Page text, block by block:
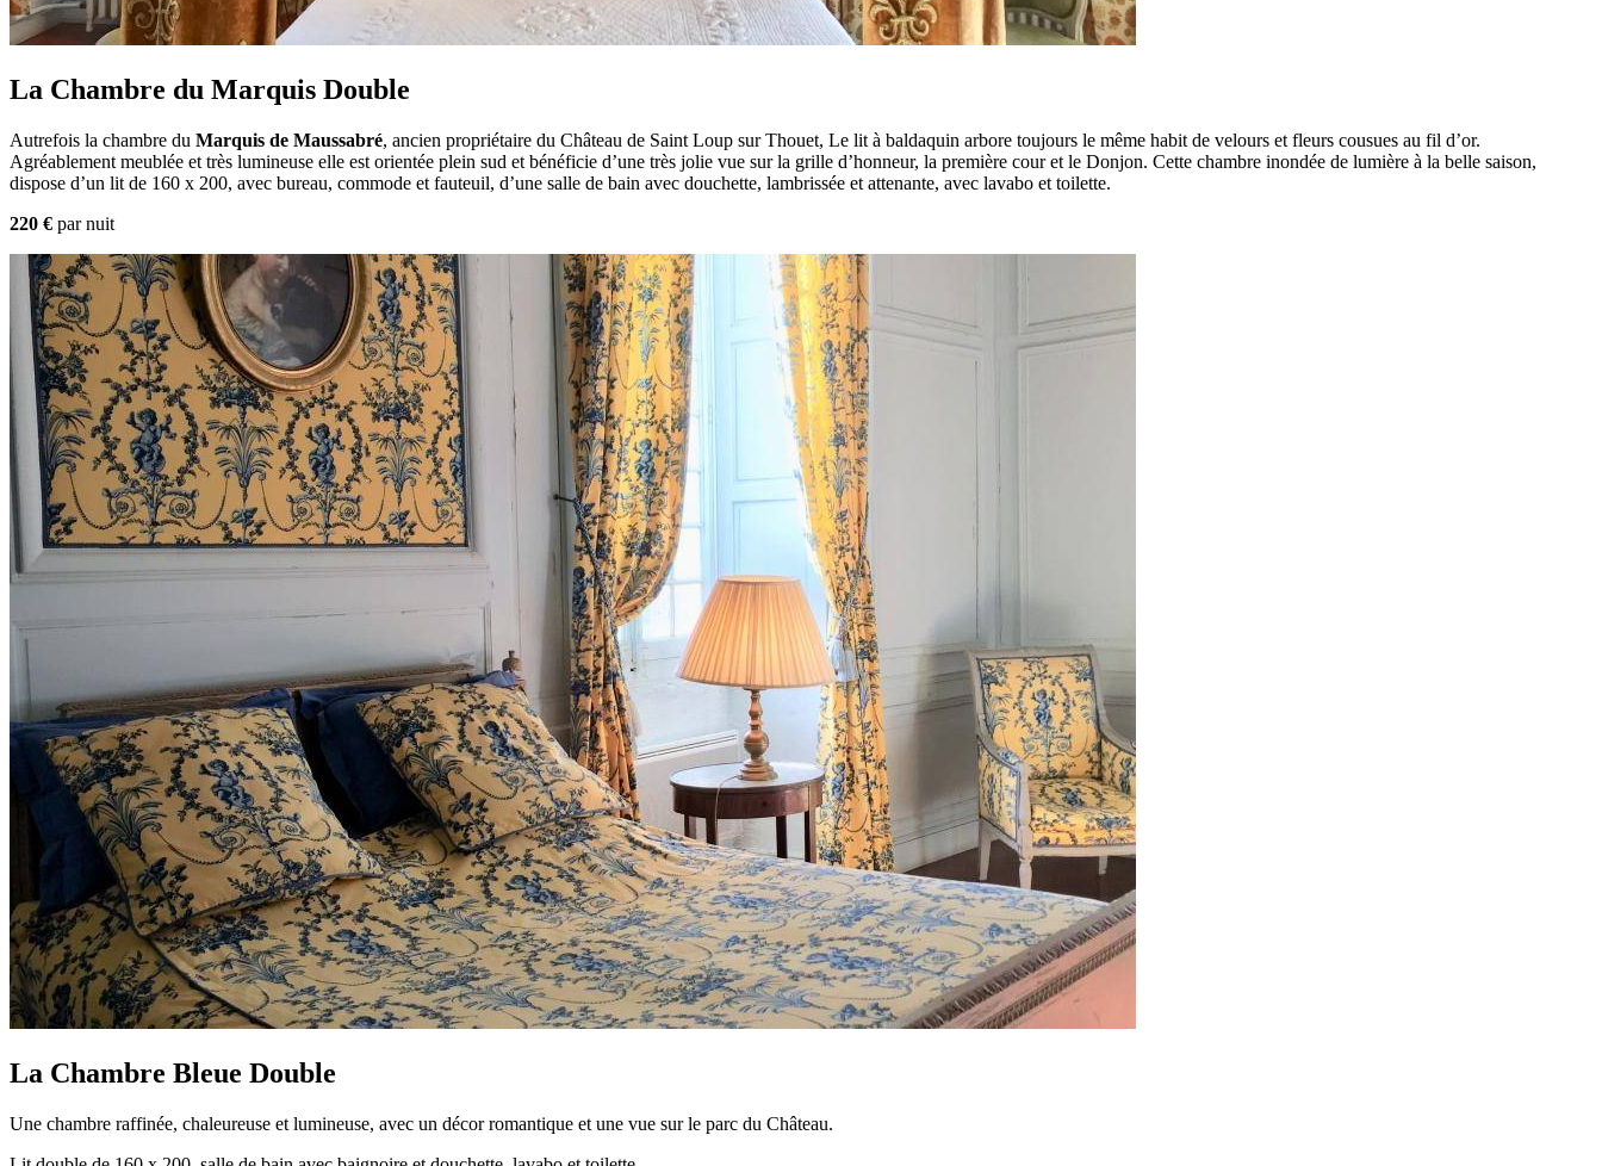
La Chambre du Marquis Double
Autrefois la chambre du Marquis de Maussabré, ancien propriétaire du Château de Saint Loup sur Thouet, Le lit à baldaquin arbore toujours le même habit de velours et fleurs cousues au fil d’or.
Agréablement meublée et très lumineuse elle est orientée plein sud et bénéficie d’une très jolie vue sur la grille d’honneur, la première cour et le Donjon. Cette chambre inondée de lumière à la belle saison,
dispose d’un lit de 160 x 200, avec bureau, commode et fauteuil, d’une salle de bain avec douchette, lambrissée et attenante, avec lavabo et toilette.
220 € par nuit
La Chambre Bleue Double
Une chambre raffinée, chaleureuse et lumineuse, avec un décor romantique et une vue sur le parc du Château.